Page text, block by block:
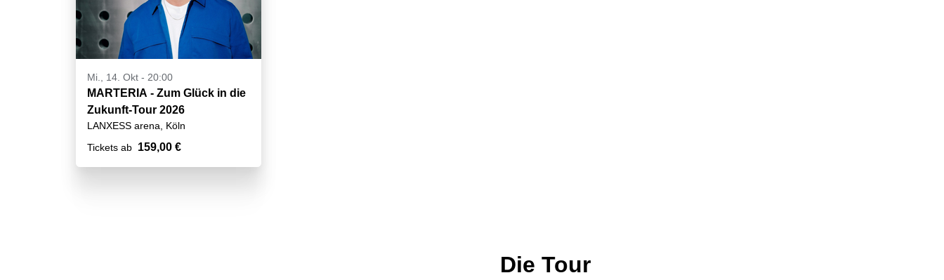
Mi., 14. Okt - 20:00
MARTERIA - Zum Glück in die
Zukunft-Tour 2026
LANXESS arena, Köln
Tickets ab 159,00 €
Die Tour